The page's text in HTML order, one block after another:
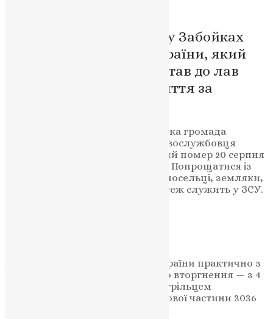
На рідному кладовищі у Забойках
поховали захисника України, який
від перших днів війни став до лав
Нацгвардії та віддав життя за
Учора, 2 вересня, Підгороднянська громада
провела в останню путь військовослужбовця
Андрія Васильовича Палигу, який помер 20 серпня
2025 року в лікарні міста Дніпро. Попрощатися із
захисником прийшли друзі, односельці, земляки,
а також його брат Роман, який теж служить у ЗСУ.
Андрій Палига став на захист України практично з
перших днів повномасштабного вторгнення — з 4
березня 2022 року. Він служив стрільцем
патрульного батальйону військової частини 3036